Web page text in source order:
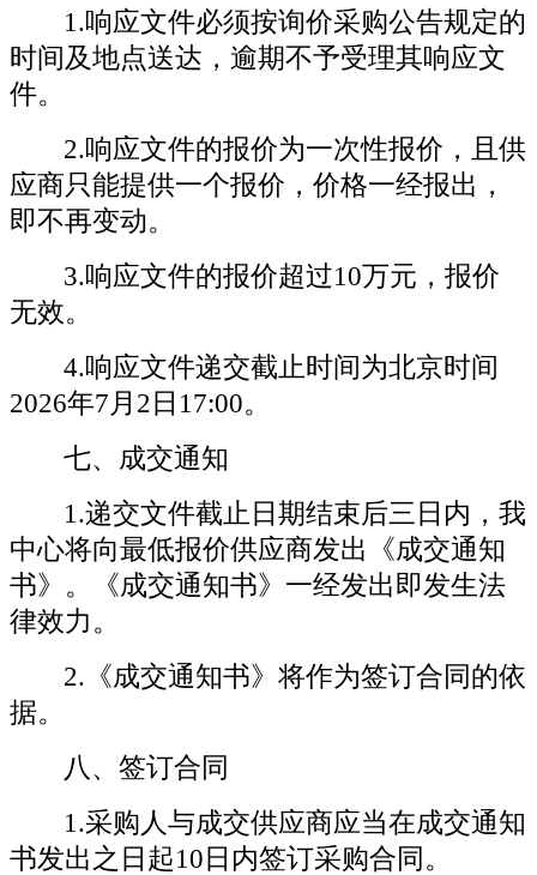
1.响应文件必须按询价采购公告规定的
时间及地点送达，逾期不予受理其响应文
件。
2.响应文件的报价为一次性报价，且供
应商只能提供一个报价，价格一经报出，
即不再变动。
3.响应文件的报价超过10万元，报价
无效。
4.响应文件递交截止时间为北京时间
2026年7 月 2 日 17:00。
七、成交通知
1.递交文件截止日期结束后三日内，我
中心将向最低报价供应商发出《成交通知
书》。《成交通知书》一经发出即发生法
律效力。
2.《成交通知书》将作为签订合同的依
据。
八、签订合同
1.采购人与成交供应商应当在成交通知
书发出之日起10日内签订采购合同。